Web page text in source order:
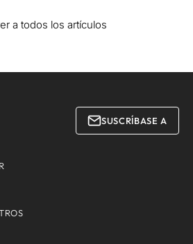
a todos los artículos
SUSCRÍBASE A